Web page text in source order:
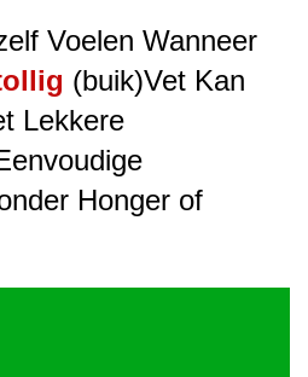
Voelen Wanneer
(buik)Vet Kan
Lekkere
Honger of